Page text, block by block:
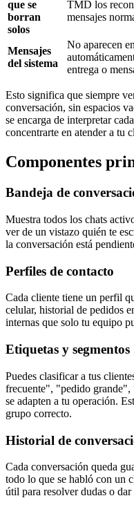
que se
borran
solos
TMD los
mensajes
Mensajes
del sistema
No aparecen
entrega o
Esto significa que siempre
conversación, sin espacios
se encarga de interpretar
concentrarte en atender a tu
Componentes
Bandeja de
Muestra todos los chats
ver de un vistazo quién te
la conversación está
Perfiles de contacto
Cada cliente tiene un perfil
celular, historial de pedidos
internas que solo tu equipo
Etiquetas y segmentos
Puedes clasificar a tus
frecuente", "pedido grande",
se adapten a tu operación.
grupo correcto.
Historial de
Cada conversación queda
todo lo que se habló con un
útil para resolver dudas o